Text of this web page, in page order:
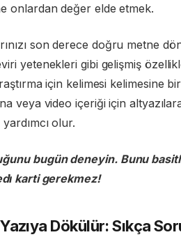
onlardan değer elde etmek.
son derece doğru metne
yetenekleri gibi gelişmiş
için kelimesi kelimesine
veya video içeriği için
olur.
bugün deneyin. Bunu
karti gerekmez!
Dökülür: Sıkça